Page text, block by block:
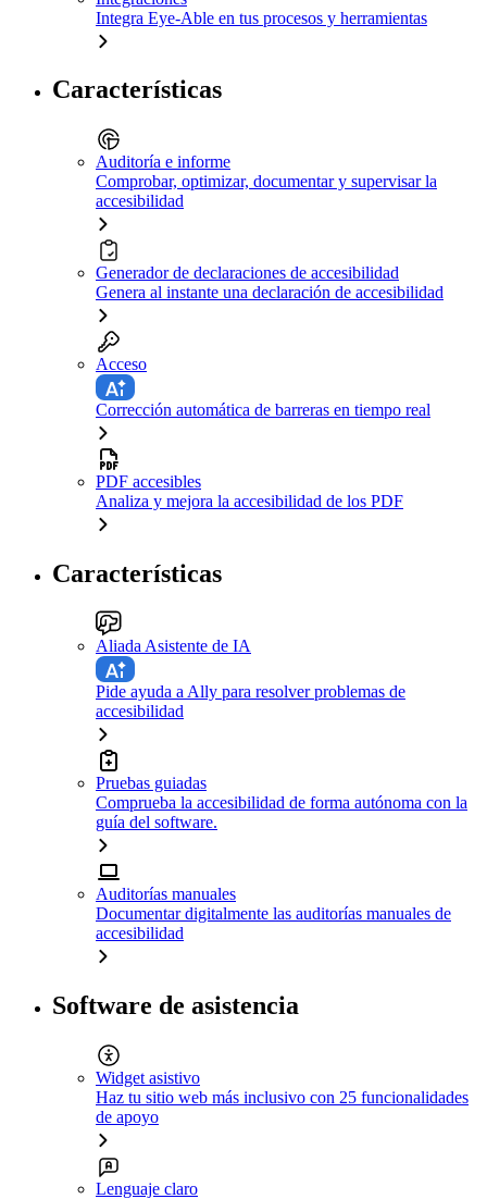
Integra Eye-Able en tus procesos y herramientas
Características
Auditoría e informe
Comprobar, optimizar, documentar y supervisar la
accesibilidad
Generador de declaraciones de accesibilidad
Genera al instante una declaración de accesibilidad
Acceso
Corrección automática de barreras en tiempo real
PDF accesibles
Analiza y mejora la accesibilidad de los PDF
Características
Aliada Asistente de IA
Pide ayuda a Ally para resolver problemas de
accesibilidad
Pruebas guiadas
Comprueba la accesibilidad de forma autónoma con la
guía del software.
Auditorías manuales
Documentar digitalmente las auditorías manuales de
accesibilidad
Software de asistencia
Widget asistivo
Haz tu sitio web más inclusivo con 25 funcionalidades
de apoyo
Lenguaje claro